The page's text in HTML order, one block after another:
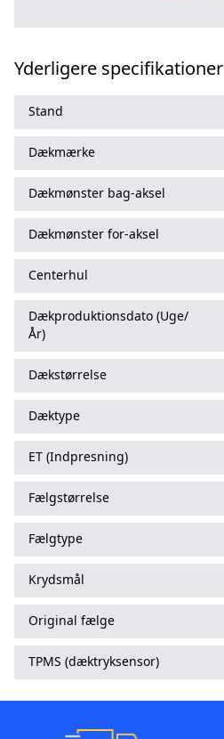
Yderligere specifikationer
Stand
Dækmærke
Dækmønster bag-aksel
Dækmønster for-aksel
Centerhul
Dækproduktionsdato (Uge/
År)
Dækstørrelse
Dæktype
ET (Indpresning)
Fælgstørrelse
Fælgtype
Krydsmål
Original fælge
TPMS (dæktryksensor)